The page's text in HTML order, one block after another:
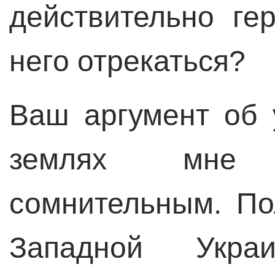
действительно
него отрекаться?
Ваш аргумент об
землях мне
сомнительным.
Западной